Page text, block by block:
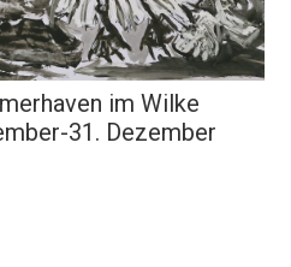
im Wilke
31. Dezember